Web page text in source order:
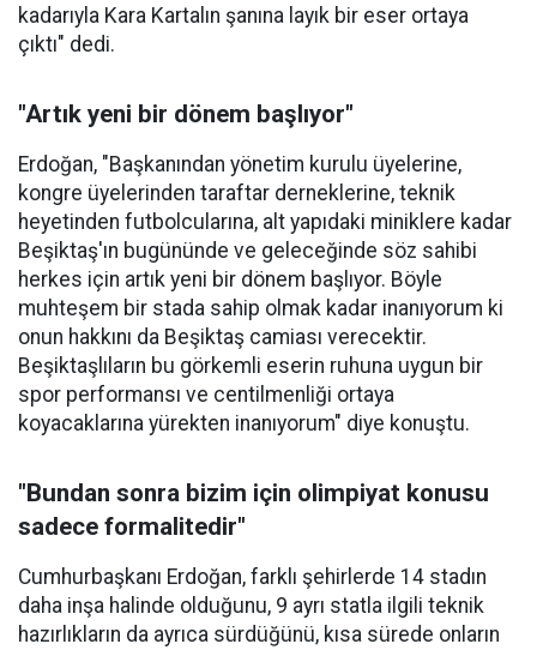
kadarıyla Kara Kartalın şanına layık bir eser ortaya
çıktı" dedi.
"Artık yeni bir dönem başlıyor"
Erdoğan, "Başkanından yönetim kurulu üyelerine,
kongre üyelerinden taraftar derneklerine, teknik
heyetinden futbolcularına, alt yapıdaki miniklere kadar
Beşiktaş'ın bugününde ve geleceğinde söz sahibi
herkes için artık yeni bir dönem başlıyor. Böyle
muhteşem bir stada sahip olmak kadar inanıyorum ki
onun hakkını da Beşiktaş camiası verecektir.
Beşiktaşlıların bu görkemli eserin ruhuna uygun bir
spor performansı ve centilmenliği ortaya
koyacaklarına yürekten inanıyorum" diye konuştu.
"Bundan sonra bizim için olimpiyat konusu
sadece formalitedir"
Cumhurbaşkanı Erdoğan, farklı şehirlerde 14 stadın
daha inşa halinde olduğunu, 9 ayrı statla ilgili teknik
hazırlıkların da ayrıca sürdüğünü, kısa sürede onların